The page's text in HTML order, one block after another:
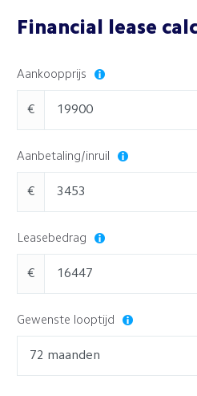
Financial lease
Aankoopprijs
€
Aanbetaling/inruil
€
Leasebedrag
€
Gewenste looptijd